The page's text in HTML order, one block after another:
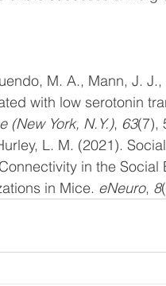
M. A., Mann, J. J.,
with low serotonin
(New York, N.Y.), 63(7),
L. M. (2021).
in the Social
in Mice. eNeuro, 8